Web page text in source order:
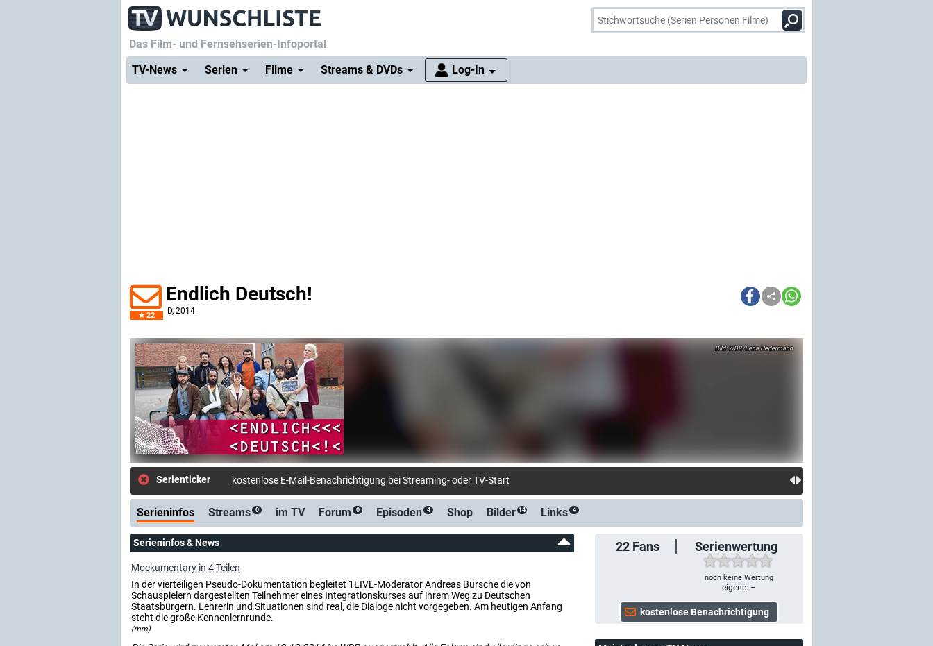
Das Film- und Fernsehserien-Infoportal
TV-News
Serien Filme Streams & DVDs Log-In
22
Endlich Deutsch!
D, 2014
WDR/Lena Hedermann
Serienticker kostenlose E-Mail
Serieninfos Streams 0 im TV Forum 0 Episoden 4 Shop Bilder 14 Links 4
22 Fans Serienwertung
noch keine Wertung
eigene: –
Serieninfos & News
Mockumentary in 4 Teilen
In der vierteiligen Pseudo-Dokumentation begleitet 1LIVE-Moderator Andreas Bursche die von
Schauspielern dargestellten Teilnehmer eines Integrationskurses auf ihrem Weg zu Deutschen
Staatsbürgern. Lehrerin und Situationen sind real, die Dialoge nicht vorgegeben. Am heutigen Anfang
steht die große Kennenlernrunde.
(mm)